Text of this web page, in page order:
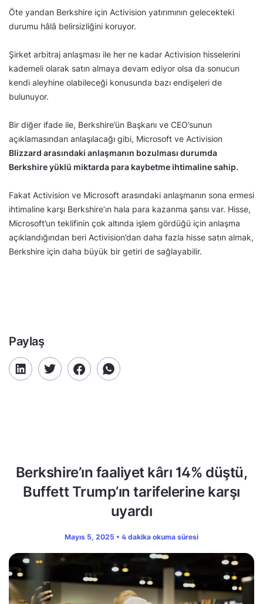
Öte yandan Berkshire için Activision yatırımının gelecekteki
durumu hâlâ belirsizliğini koruyor.
Şirket arbitraj anlaşması ile her ne kadar Activision hisselerini
kademeli olarak satın almaya devam ediyor olsa da sonucun
kendi aleyhine olabileceği konusunda bazı endişeleri de
bulunuyor.
Bir diğer ifade ile, Berkshire’ün Başkanı ve CEO’sunun
açıklamasından anlaşılacağı gibi, Microsoft ve Activision
Blizzard arasındaki anlaşmanın bozulması durumda
Berkshire yüklü miktarda para kaybetme ihtimaline sahip.
Fakat Activision ve Microsoft arasındaki anlaşmanın sona ermesi
ihtimaline karşı Berkshire’ın hala para kazanma şansı var. Hisse,
Microsoft’un teklifinin çok altında işlem gördüğü için anlaşma
açıklandığından beri Activision’dan daha fazla hisse satın almak,
Berkshire için daha büyük bir getiri de sağlayabilir.
Paylaş
Berkshire’ın faaliyet kârı 14% düştü,
Buffett Trump’ın tarifelerine karşı
uyardı
Mayıs 5, 2025 • 4 dakika okuma süresi